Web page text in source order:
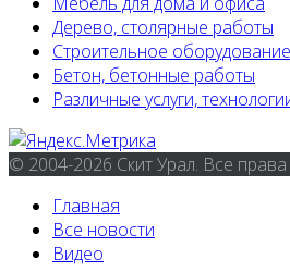
Дерево, столярные работы
Строительное
Бетон, бетонные работы
Различные услуги,
© 2004-2026 Скит Урал. Все
Главная
Все новости
Видео